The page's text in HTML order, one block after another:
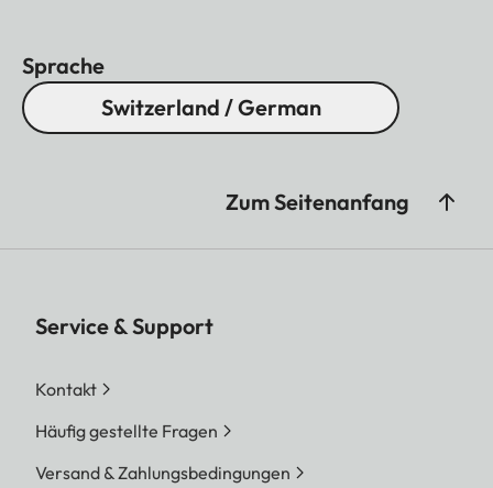
Sprache
Switzerland / German
Zum Seitenanfang
Service & Support
Kontakt
Häufig gestellte Fragen
Versand & Zahlungsbedingungen